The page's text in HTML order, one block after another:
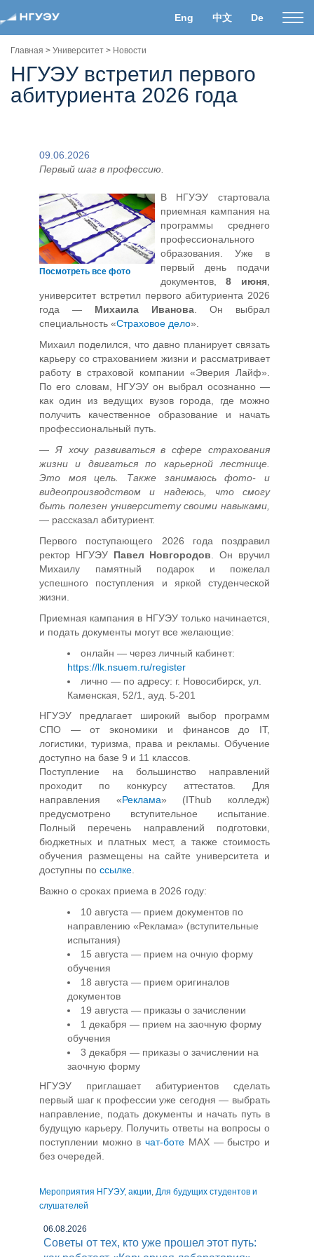
Eng 中文 De
Главная > Университет > Новости
НГУЭУ встретил первого
абитуриента 2026 года
09.06.2026
Первый шаг в профессию
Посмотреть все фото
В НГУЭУ стартовала
приемная кампания на
программы среднего
профессионального
образования. Уже в
первый день подачи
документов,8 июня
университет встретил первого абитуриента 2026
года — Михаила Иванова . Он выбрал
специальность «Страховое дело».
Михаил поделился, что давно планирует связать
карьеру со страхованием жизни и рассматривает
работу в страховой компании «Эверия Лайф».
По его словам, НГУЭУ он выбрал осознанно —
как один из ведущих вузов города, где можно
получить качественное образование и начать
профессиональный путь.
— Я хочу развиваться в сфере страхования
жизни и двигаться по карьерной лестнице.
Это моя цель. Также занимаюсь фото- и
видеопроизводством и надеюсь, что смогу
быть полезен университету своими навыками,
— рассказал абитуриент.
Первого поступающего 2026 года поздравил
ректор НГУЭУ Павел Новгородов . Он вручил
Михаилу памятный подарок и пожелал
успешного поступления и яркой студенческой
жизни.
Приемная кампания в НГУЭУ только начинается,
и подать документы могут все желающие:
онлайн — через личный кабинет:
https://lk.nsuem.ru/register
лично — по адресу: г. Новосибирск, ул.
Каменская, 52/1, ауд. 5-201
НГУЭУ предлагает широкий выбор программ
СПО — от экономики и финансов до IT,
логистики, туризма, права и рекламы. Обучение
доступно на базе 9 и 11 классов.
Поступление на большинство направлений
проходит по конкурсу аттестатов. Для
направления «Реклама» (IThub колледж)
предусмотрено вступительное испытание.
Полный перечень направлений подготовки,
бюджетных и платных мест, а также стоимость
обучения размещены на сайте университета и
доступны по ссылке
Важно о сроках приема в 2026 году:
10 августа — прием документов по
направлению «Реклама» (вступительные
испытания)
15 августа — прием на очную форму
обучения
18 августа — прием оригиналов
документов
19 августа — приказы о зачислении
1 декабря — прием на заочную форму
обучения
3 декабря — приказы о зачислении на
заочную форму
НГУЭУ приглашает абитуриентов сделать
первый шаг к профессии уже сегодня — выбрать
направление, подать документы и начать путь в
будущую карьеру. Получить ответы на вопросы о
поступлении можно вчат-боте MAX — быстро и
без очередей.
Мероприятия НГУЭУ, акции, Для будущих студентов и
слушателей
06.08.2026
Советы от тех, кто уже прошел этот путь: